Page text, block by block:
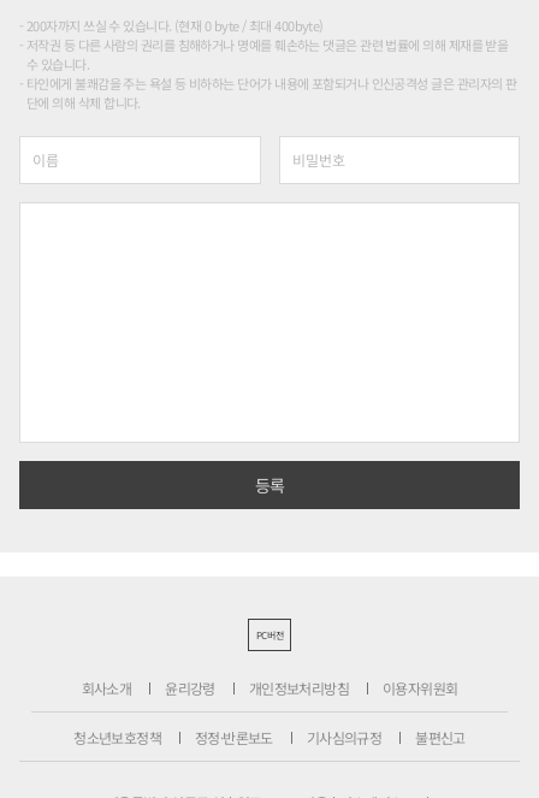
200자까지 쓰실 수 있습니다. (현재 0 byte / 최대 400byte)
저작권 등 다른 사람의 권리를 침해하거나 명예를 훼손하는 댓글은 관련 법률에 의해 제재를 받을
수 있습니다.
타인에게 불쾌감을 주는 욕설 등 비하하는 단어가 내용에 포함되거나 인신공격성 글은 관리자의 판
단에 의해 삭제 합니다.
PC버전
회사소개 윤리강령 개인정보처리방침 이용자위원회
청소년보호정책 정정·반론보도 기사심의규정 불편신고